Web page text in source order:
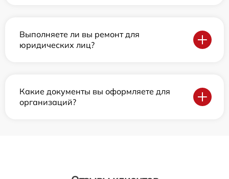
Выполняете ли вы ремонт для
юридических лиц?
Какие документы вы оформляете для
организаций?